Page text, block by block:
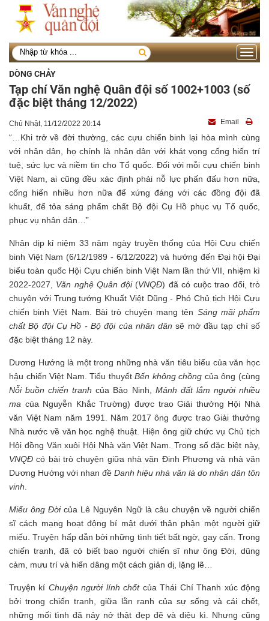
Toggle
DÒNG CHẢY
Tạp chí Văn nghệ Quân đội số 1002+1003 (số
đặc biệt tháng 12/2022)
Chủ Nhật, 11/12/2022 20:14 Email
“…Khi trở về đời thường, các cựu chiến binh lại hòa mình cùng
với nhân dân, họ chính là nhân dân với khát vọng cống hiến trí
tuệ, sức lực và niềm tin cho Tổ quốc. Đối với mỗi cựu chiến binh
Việt Nam, ai cũng đều xác định phải nỗ lực phấn đấu hơn nữa,
cống hiến nhiều hơn nữa để xứng đáng với các đồng đội đã
khuất, để tỏa sáng phẩm chất Bộ đội Cụ Hồ phục vụ Tổ quốc,
phục vụ nhân dân…”
Nhân dịp kỉ niệm 33 năm ngày truyền thống của Hội Cựu chiến
binh Việt Nam (6/12/1989 - 6/12/2022) và hướng đến Đại hội Đại
biểu toàn quốc Hội Cựu chiến binh Việt Nam lần thứ VII, nhiệm kì
2022-2027, Văn nghệ Quân đội(VNQĐ) đã có cuộc trao đổi, trò
chuyện với Trung tướng Khuất Việt Dũng - Phó Chủ tịch Hội Cựu
chiến binh Việt Nam. Bài trò chuyện mang tên Sáng mãi phẩm
chất Bộ đội Cụ Hồ - Bộ đội của nhân dânsẽ mở đầu tạp chí số
đặc biệt tháng 12 này.
Dương Hướng là một trong những nhà văn tiêu biểu của văn học
hậu chiến Việt Nam. Tiểu thuyếtBến không chồng của ông (cùng
Nỗi buồn chiến tranh của Bảo Ninh, Mảnh đất lắm người nhiều
ma của Nguyễn Khắc Trường) được trao Giải thưởng Hội Nhà
văn Việt Nam năm 1991. Năm 2017 ông được trao Giải thưởng
Nhà nước về văn học nghệ thuật. Hiện ông giữ chức vụ Chủ tịch
Hội đồng Văn xuôi Hội Nhà văn Việt Nam. Trong số đặc biệt này,
VNQĐ có bài trò chuyện giữa nhà văn Đinh Phương và nhà văn
Dương Hướng với nhan đề Danh hiệu nhà văn là do nhân dân tôn
vinh.
Miếu ông Đờicủa Lê Nguyên Ngữ là câu chuyện về người chiến
sĩ cách mạng hoạt động bí mật dưới thân phận một người giữ
miếu. Truyện hấp dẫn bởi những tình tiết bất ngờ, gay cấn. Trong
chiến tranh, đã có biết bao người chiến sĩ như ông Đời, dũng
cảm, mưu trí và hiến dâng một cách giản dị, lặng lẽ…
Truyện kí Chuyện người lính chốtcủa Thái Chí Thanh xúc động
bởi trong chiến tranh, giữa lằn ranh của sự sống và cái chết,
những mối tình đã nảy nở thật đẹp đẽ và diệu kì. Nhưng cũng